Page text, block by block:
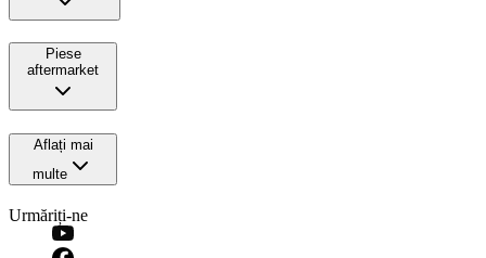
Piese
aftermarket
Aflați mai
multe
Urmăriți-ne